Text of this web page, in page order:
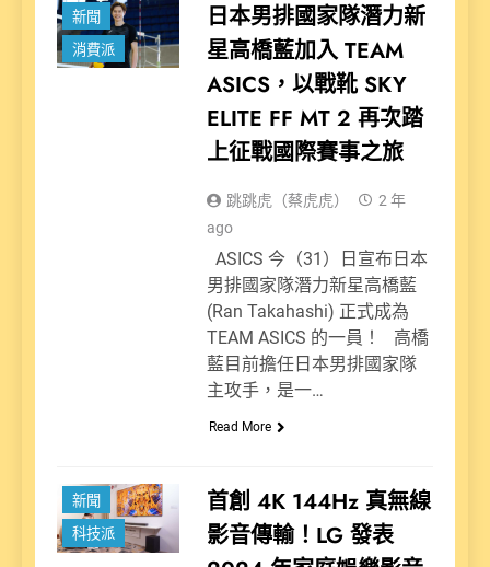
新聞
消費派
日本男排國家隊潛力新
星高橋藍加入 TEAM
ASICS，以戰靴 SKY
ELITE FF MT 2 再次踏
上征戰國際賽事之旅
跳跳虎（蔡虎虎）
2 年
ago
ASICS 今（31）日宣布日本
男排國家隊潛力新星高橋藍
(Ran Takahashi) 正式成為
TEAM ASICS 的一員！ 高橋
藍目前擔任日本男排國家隊
主攻手，是一…
Read More
新聞
科技派
首創 4K 144Hz 真無線
影音傳輸！LG 發表